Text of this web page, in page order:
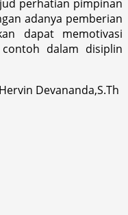
perhatian pimpinan
adanya pemberian
dapat memotivasi
dalam disiplin
Devananda,S.Th